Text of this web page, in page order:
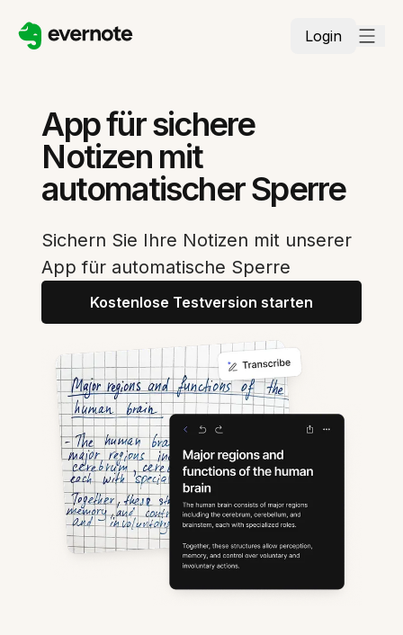
Login
App für sichere
Notizen mit
automatischer Sperre
Sichern Sie Ihre Notizen mit unserer
App für automatische Sperre
Kostenlose Testversion starten